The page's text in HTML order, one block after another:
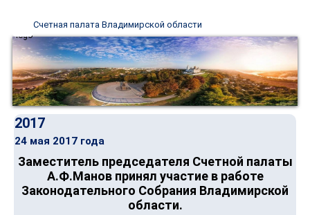
Счетная палата Владимирской области
2017
24 мая 2017 года
Заместитель председателя Счетной палаты
А.Ф.Манов принял участие в работе
Законодательного Собрания Владимирской
области.